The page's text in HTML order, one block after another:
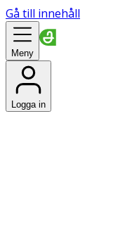
Gå till innehåll
Meny
Logga in